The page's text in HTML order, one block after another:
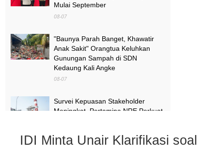
Mulai September
08-07
"Baunya Parah Banget, Khawatir
Anak Sakit" Orangtua Keluhkan
Gunungan Sampah di SDN
Kedaung Kali Angke
08-07
Survei Kepuasan Stakeholder
Meningkat, Pertamina NRE Perkuat
08-07
IDI Minta Unair Klarifikasi soal